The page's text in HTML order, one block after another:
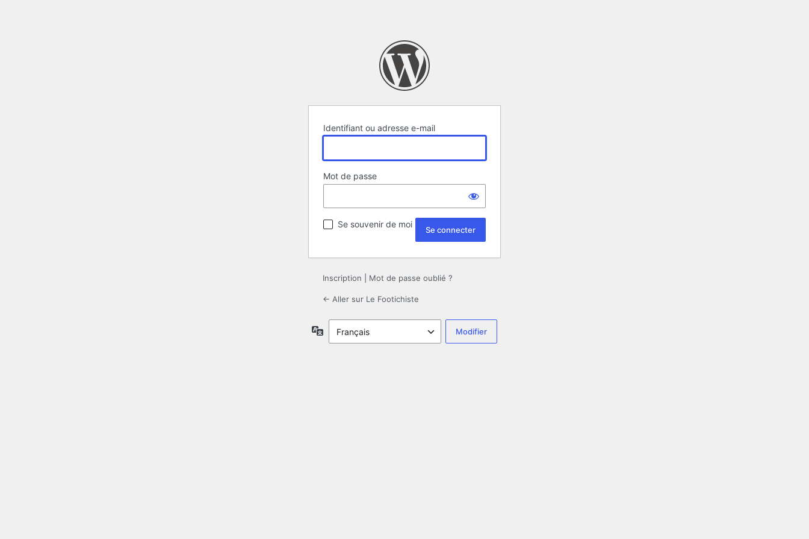
Identifiant ou adresse e-mail
Mot de passe
Se souvenir de moi
Inscription Mot de passe oublié ?
← Aller sur Le Footichiste
Langue